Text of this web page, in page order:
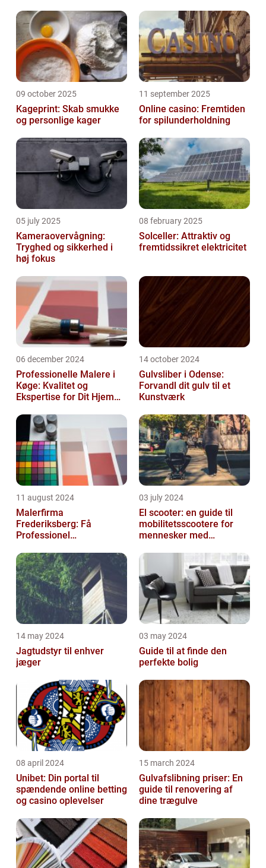
09 october 2025
Kageprint: Skab smukke
og personlige kager
11 september 2025
Online casino: Fremtiden
for spilunderholdning
05 july 2025
Kameraovervågning:
Tryghed og sikkerhed i
høj fokus
08 february 2025
Solceller: Attraktiv og
fremtidssikret elektricitet
06 december 2024
Professionelle Malere i
Køge: Kvalitet og
Ekspertise for Dit Hjem
14 october 2024
Gulvsliber i Odense:
Forvandl dit gulv til et
Kunstværk
11 august 2024
Malerfirma
Frederiksberg: Få
Professionel
eller virksomhed
03 july 2024
El scooter: en guide til
mobilitetsscootere for
mennesker med
14 may 2024
Jagtudstyr til enhver
jæger
03 may 2024
Guide til at finde den
perfekte bolig
08 april 2024
Unibet: Din portal til
spændende online betting
og casino oplevelser
15 march 2024
Gulvafslibning priser: En
guide til renovering af
dine trægulve